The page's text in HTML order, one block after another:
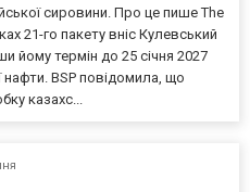
сировини. Про це пише The
21-го пакету вніс Кулевський
йому термін до 25 січня 2027
нафти. BSP повідомила, що
казахс...